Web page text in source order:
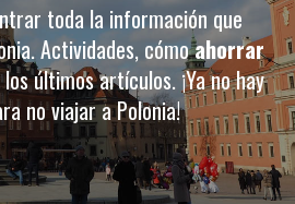
toda la información que
Actividades, cómoahorrar
últimos artículos. ¡Ya no hay
no viajar a Polonia!